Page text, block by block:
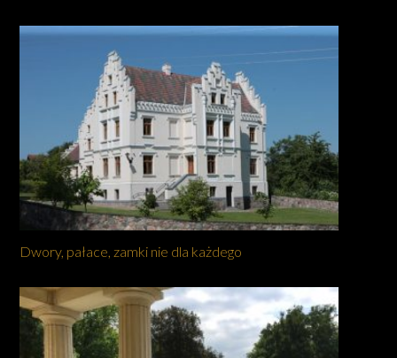
Dwory, pałace, zamki nie dla każdego